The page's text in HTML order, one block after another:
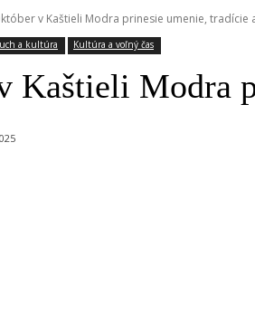
v Kaštieli Modra prinesie umenie, tradície
a kultúra Kultúra a voľný čas
Kaštieli Modra